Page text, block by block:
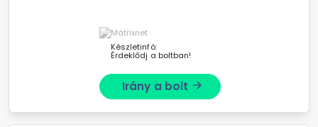
ragasztórudakkal üzemel. A ...
Készletinfó:
Érdeklődj a boltban!
Irány a bolt arrow_forward